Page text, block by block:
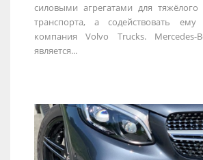
силовыми агрегатами для тяжёлого
транспорта, а содействовать
компания Volvo Trucks. Mercedes-
является...